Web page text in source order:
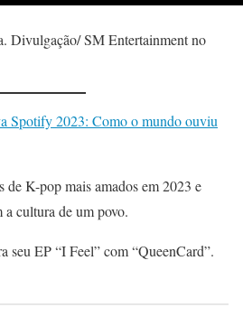
Divulgação/ SM Entertainment no
Spotify 2023: Como o mundo ouviu
de K-pop mais amados em 2023 e
a cultura de um povo.
seu EP “I Feel” com “QueenCard”.